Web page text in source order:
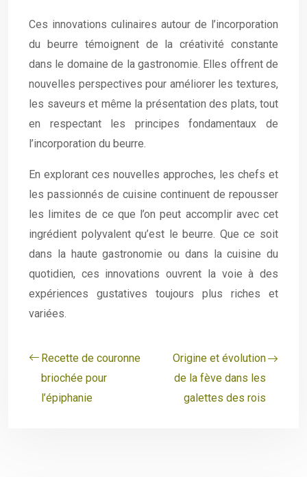
Ces innovations culinaires autour de l’incorporation
du beurre témoignent de la créativité constante
dans le domaine de la gastronomie. Elles offrent de
nouvelles perspectives pour améliorer les textures,
les saveurs et même la présentation des plats, tout
en respectant les principes fondamentaux de
l’incorporation du beurre.
En explorant ces nouvelles approches, les chefs et
les passionnés de cuisine continuent de repousser
les limites de ce que l’on peut accomplir avec cet
ingrédient polyvalent qu’est le beurre. Que ce soit
dans la haute gastronomie ou dans la cuisine du
quotidien, ces innovations ouvrent la voie à des
expériences gustatives toujours plus riches et
variées.
Recette de couronne
briochée pour
l’épiphanie
Origine et évolution
de la fève dans les
galettes des rois